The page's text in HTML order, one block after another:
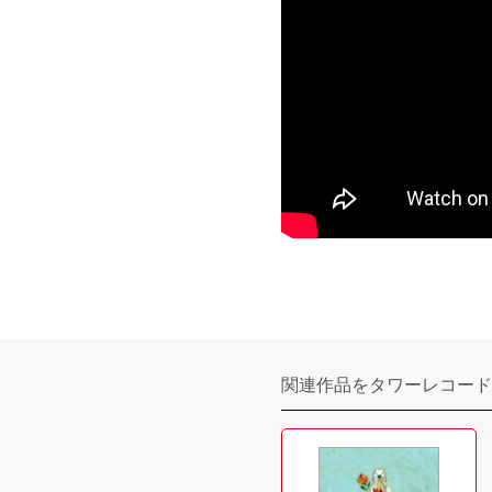
関連作品をタワーレコー